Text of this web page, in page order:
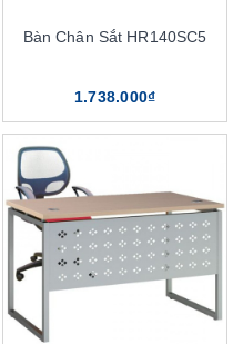
Bàn Chân Sắt HR140SC5
1.738.000₫